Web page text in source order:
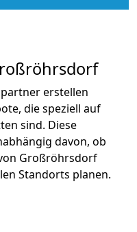
erstellen
die speziell auf
sind. Diese
davon, ob
Großröhrsdorf
Standorts planen.